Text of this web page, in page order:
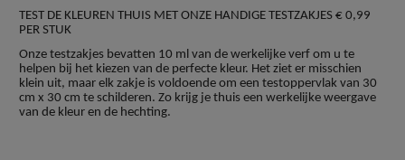
TEST DE KLEUREN THUIS MET ONZE HANDIGE TESTZAKJES € 0,99
PER STUK
Onze testzakjes bevatten 10 ml van de werkelijke verf om u te
helpen bij het kiezen van de perfecte kleur. Het ziet er misschien
klein uit, maar elk zakje is voldoende om een testoppervlak van 30
cm x 30 cm te schilderen. Zo krijg je thuis een werkelijke weergave
van de kleur en de hechting.